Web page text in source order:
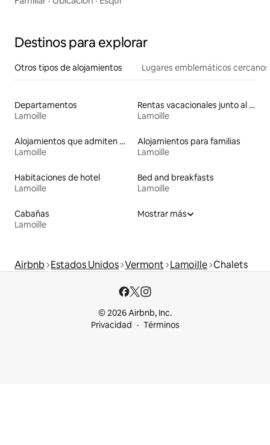
Destinos para explorar
Otros tipos de alojamientos Lugares emblemáticos cercanos
Departamentos
Lamoille
Rentas vacacionales junto al agua
Lamoille
Alojamientos que admiten mascotas
Lamoille
Alojamientos para familias
Lamoille
Habitaciones de hotel
Lamoille
Bed and breakfasts
Lamoille
Cabañas
Lamoille
Mostrar más
Airbnb Estados Unidos Vermont Lamoille Chalets
© 2026 Airbnb, Inc.
Privacidad
Términos